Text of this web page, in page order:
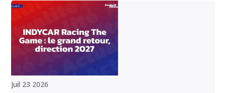
Juil 23 2026